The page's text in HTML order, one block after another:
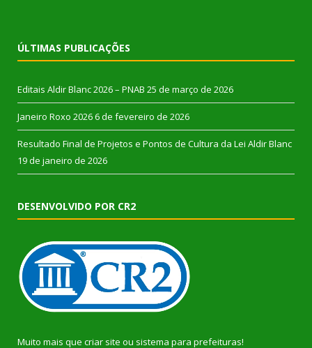
ÚLTIMAS PUBLICAÇÕES
Editais Aldir Blanc 2026 – PNAB 25 de março de 2026
Janeiro Roxo 2026 6 de fevereiro de 2026
Resultado Final de Projetos e Pontos de Cultura da Lei Aldir Blanc
19 de janeiro de 2026
DESENVOLVIDO POR CR2
Muito mais que criar site ou sistema para prefeituras!